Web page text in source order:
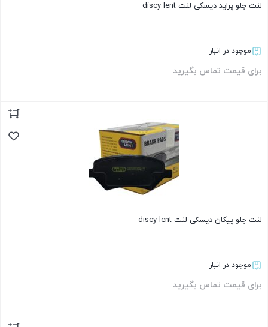
لنت جلو پراید دیسکی لنت discy lent
موجود در انبار
برای قیمت تماس بگیرید
لنت جلو پیکان دیسکی لنت discy lent
موجود در انبار
برای قیمت تماس بگیرید